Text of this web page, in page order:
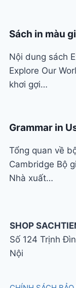
Sách in màu
Nội dung sách
Explore Our
khơi gợi…
Grammar in
Tổng quan về
Cambridge Bộ
Nhà xuất…
SHOP
Số 124 Trịnh
Nội